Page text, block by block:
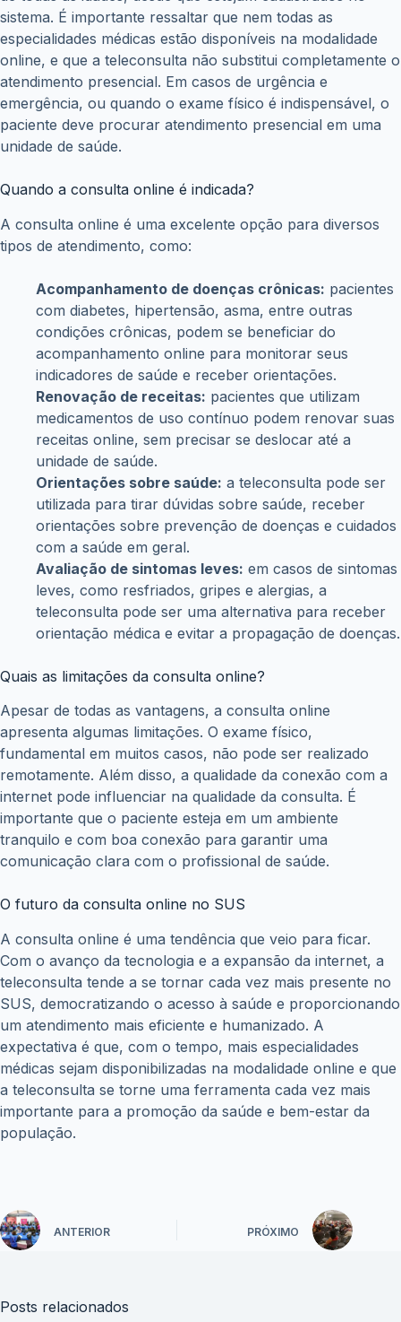
sistema. É importante ressaltar que nem todas as
especialidades médicas estão disponíveis na modalidade
online, e que a teleconsulta não substitui completamente o
atendimento presencial. Em casos de urgência e
emergência, ou quando o exame físico é indispensável, o
paciente deve procurar atendimento presencial em uma
unidade de saúde.
Quando a consulta online é indicada?
A consulta online é uma excelente opção para diversos
tipos de atendimento, como:
Acompanhamento de doenças crônicas: pacientes
com diabetes, hipertensão, asma, entre outras
condições crônicas, podem se beneficiar do
acompanhamento online para monitorar seus
indicadores de saúde e receber orientações.
Renovação de receitas: pacientes que utilizam
medicamentos de uso contínuo podem renovar suas
receitas online, sem precisar se deslocar até a
unidade de saúde.
Orientações sobre saúde: a teleconsulta pode ser
utilizada para tirar dúvidas sobre saúde, receber
orientações sobre prevenção de doenças e cuidados
com a saúde em geral.
Avaliação de sintomas leves: em casos de sintomas
leves, como resfriados, gripes e alergias, a
teleconsulta pode ser uma alternativa para receber
orientação médica e evitar a propagação de doenças.
Quais as limitações da consulta online?
Apesar de todas as vantagens, a consulta online
apresenta algumas limitações. O exame físico,
fundamental em muitos casos, não pode ser realizado
remotamente. Além disso, a qualidade da conexão com a
internet pode influenciar na qualidade da consulta. É
importante que o paciente esteja em um ambiente
tranquilo e com boa conexão para garantir uma
comunicação clara com o profissional de saúde.
O futuro da consulta online no SUS
A consulta online é uma tendência que veio para ficar.
Com o avanço da tecnologia e a expansão da internet, a
teleconsulta tende a se tornar cada vez mais presente no
SUS, democratizando o acesso à saúde e proporcionando
um atendimento mais eficiente e humanizado. A
expectativa é que, com o tempo, mais especialidades
médicas sejam disponibilizadas na modalidade online e que
a teleconsulta se torne uma ferramenta cada vez mais
importante para a promoção da saúde e bem-estar da
população.
ANTERIOR PRÓXIMO
Posts relacionados